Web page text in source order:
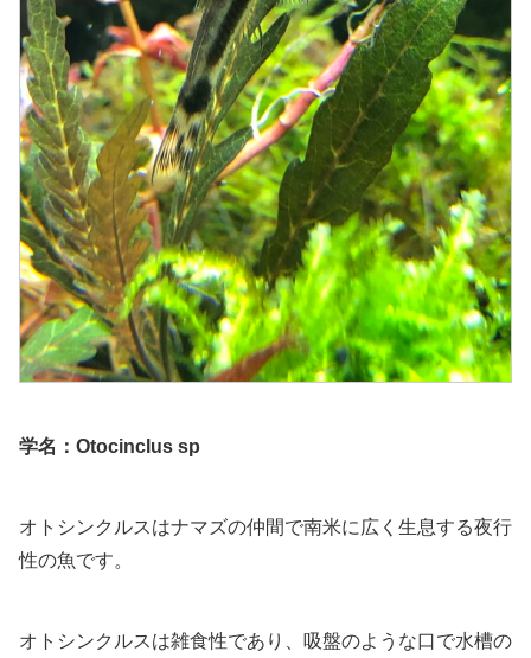
学名：Otocinclus sp
オトシンクルスはナマズの仲間で南米に広く生息する夜行
性の魚です。
オトシンクルスは雑食性であり、吸盤のような口で水槽の